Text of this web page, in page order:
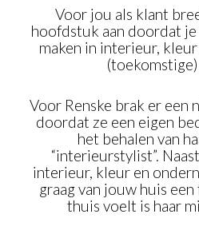
Voor jou als klant
hoofdstuk aan doordat
maken in interieur,
Voor Renske brak er een
doordat ze een eigen
het behalen van
“interieurstylist”.
interieur, kleur en
graag van jouw huis
thuis voelt is haar